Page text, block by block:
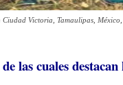
Victoria, Tamaulipas,
las cuales destacan